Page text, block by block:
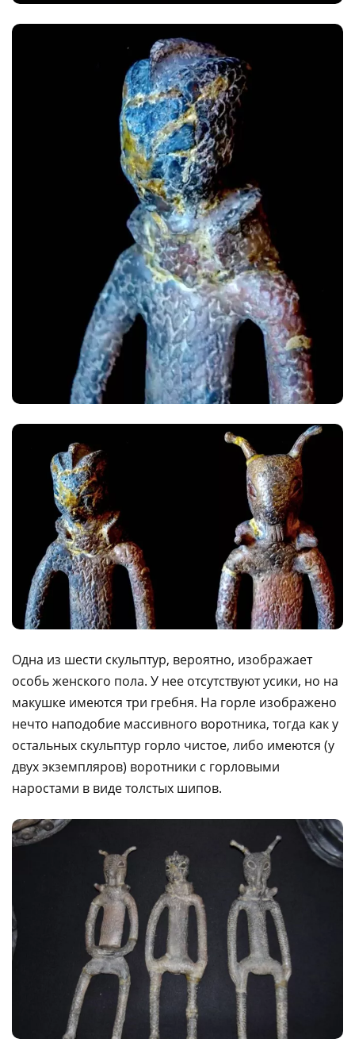
Одна из шести скульптур, вероятно, изображает
особь женского пола. У нее отсутствуют усики, но на
макушке имеются три гребня. На горле изображено
нечто наподобие массивного воротника, тогда как у
остальных скульптур горло чистое, либо имеются (у
двух экземпляров) воротники с горловыми
наростами в виде толстых шипов.